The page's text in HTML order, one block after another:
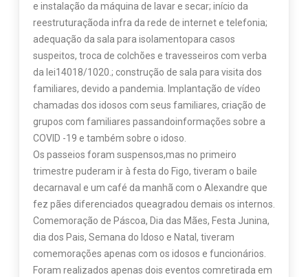
e instalação da máquina de lavar e secar; início da
reestruturaçãoda infra da rede de internet e telefonia;
adequação da sala para isolamentopara casos
suspeitos, troca de colchões e travesseiros com verba
da lei14018/1020.; construção de sala para visita dos
familiares, devido a pandemia. Implantação de vídeo
chamadas dos idosos com seus familiares, criação de
grupos com familiares passandoinformações sobre a
COVID -19 e também sobre o idoso.
Os passeios foram suspensos,mas no primeiro
trimestre puderam ir à festa do Figo, tiveram o baile
decarnaval e um café da manhã com o Alexandre que
fez pães diferenciados queagradou demais os internos.
Comemoração de Páscoa, Dia das Mães, Festa Junina,
dia dos Pais, Semana do Idoso e Natal, tiveram
comemorações apenas com os idosos e funcionários.
Foram realizados apenas dois eventos comretirada em